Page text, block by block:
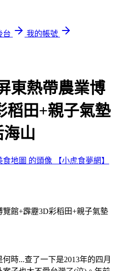
台
我的帳號
東熱帶農業博
稻田+親子氣墊
山
【小虎食夢網】
覽館+霹靂3D彩稻田+親子氣墊
時...查了一下是2013年的四月